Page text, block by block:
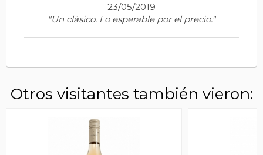
23/05/2019
"Un clásico. Lo esperable por el precio."
Otros visitantes también vieron: